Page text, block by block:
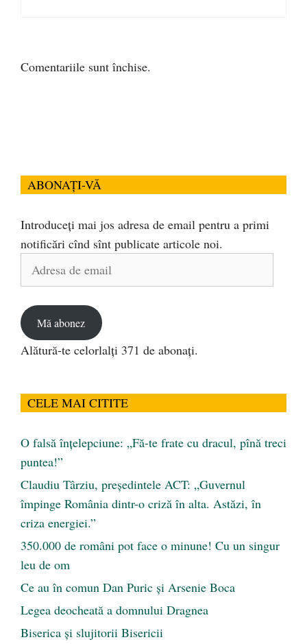
Comentariile sunt închise.
ABONAȚI-VĂ
Introduceți mai jos adresa de email pentru a primi
notificări cînd sînt publicate articole noi.
Adresa
Mă abonez
Alătură-te celorlalți 371 de abonați.
CELE MAI CITITE
O falsă înțelepciune: „Fă-te frate cu dracul, pînă treci
puntea!”
Claudiu Târziu, președintele ACT: „Guvernul
împinge România dintr-o criză în alta. Astăzi, în
criza energiei.”
350.000 de români pot face o minune! Cu un singur
leu de om
Ce au în comun Dan Puric şi Arsenie Boca
Legea deocheată a domnului Dragnea
Biserica și slujitorii Bisericii